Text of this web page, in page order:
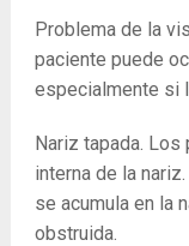
Problema de la
paciente puede
especialmente si
Nariz tapada. Los
interna de la
se acumula en la
obstruida.